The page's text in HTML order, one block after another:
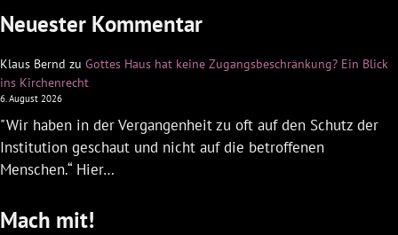
Neuester Kommentar
Klaus Bernd zu Gottes Haus hat keine Zugangsbeschränkung? Ein Blick
ins Kirchenrecht
6. August 2026
"Wir haben in der Vergangenheit zu oft auf den Schutz der
Institution geschaut und nicht auf die betroffenen
Menschen.“ Hier…
Mach mit!